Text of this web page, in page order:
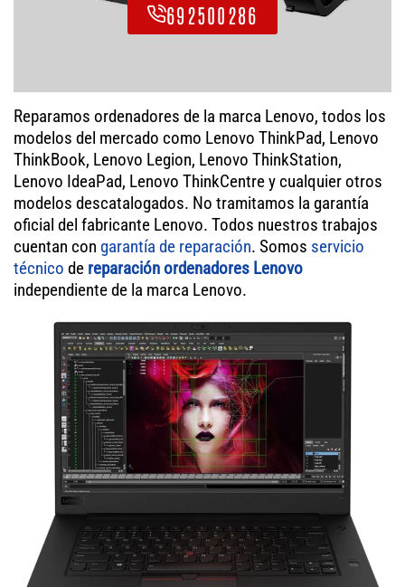
692500286
Reparamos ordenadores de la marca Lenovo, todos los
modelos del mercado como Lenovo ThinkPad, Lenovo
ThinkBook, Lenovo Legion, Lenovo ThinkStation,
Lenovo IdeaPad, Lenovo ThinkCentre y cualquier otros
modelos descatalogados. No tramitamos la garantía
oficial del fabricante Lenovo. Todos nuestros trabajos
cuentan con garantía de reparación. Somos servicio
técnico de reparación ordenadores Lenovo
independiente de la marca Lenovo.